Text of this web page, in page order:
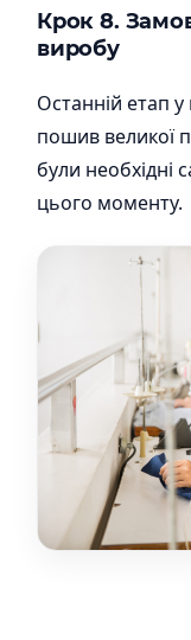
Крок 8.
виробу
Останній етап
пошив великої
були необхідні
цього моменту.